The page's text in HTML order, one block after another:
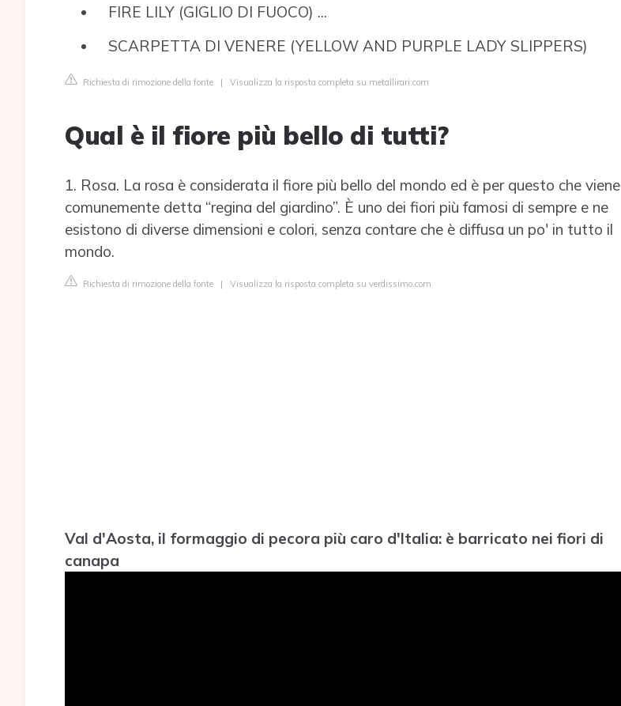
FIRE LILY (GIGLIO DI FUOCO) ...
SCARPETTA DI VENERE (YELLOW AND PURPLE LADY SLIPPERS)
Richiesta di rimozione della fonte | Visualizza la risposta completa su metallirari.com
Qual è il fiore più bello di tutti?
1. Rosa. La rosa è considerata il fiore più bello del mondo ed è per questo che viene
comunemente detta “regina del giardino”. È uno dei fiori più famosi di sempre e ne
esistono di diverse dimensioni e colori, senza contare che è diffusa un po' in tutto il
mondo.
Richiesta di rimozione della fonte | Visualizza la risposta completa su verdissimo.com
Val d'Aosta, il formaggio di pecora più caro d'Italia: è barricato nei fiori di
canapa